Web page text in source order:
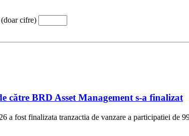
cifre)
către BRD Asset Management s-a finalizat
a fost finalizata tranzactia de vanzare a participatiei de